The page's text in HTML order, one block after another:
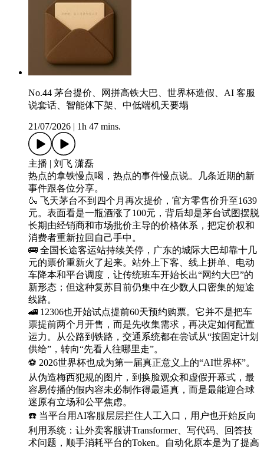
No.44 茅台提价、网拼高铁大巴、世界杯造假、AI 客服
说套话、智能体下架、中低端机天要塌
21/07/2026 1h 47 mins.
主播 | 刘飞 潇磊
热点的拿铁慢点喝，热点的事件慢点说。几条近期的新
事件跟各位分享。
🍶 飞天茅台不到四个月再次提价，官方零售价升至1639
元。表面看是一瓶酒涨了100元，背后却是茅台试图摆脱
长期由经销商和市场批价主导的价格体系，把定价权和
消费者重新拉回自己手中。
🚌 全国长途客运站持续关停，广东的城际大巴却靠十几
元的票价重新火了起来。站外上下客、线上拼单、电动
车降本和平台调度，让传统班车开始长出“网约大巴”的
新形态；但这种复苏目前仍集中在少数人口密集的短途
线路。
🚄 12306也开始试点提前60天预约购票。它并不是把车
票提前两个月开售，而是先收集需求，再决定如何配置
运力。从公路到铁路，交通系统都在尝试从“按固定计划
供给”，转向“先看人往哪里走”。
⚽ 2026世界杯也成为第一届真正意义上的“AI世界杯”。
从伪造梅西犯规的图片，到换脸观众和虚假开幕式，最
容易传播的假内容未必制作得最逼真，而是最能迎合球
迷原有立场和公平焦虑。
☎️ 当平台用AI客服层层拦住人工入口，用户也开始反向
利用系统：让外卖客服讲Transformer、写代码、回答技
术问题，顺手消耗平台的Token。自动化原本是为了提高